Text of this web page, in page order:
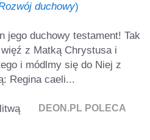
duchowy)
jego duchowy testament! Tak
z Matką Chrystusa i
i módlmy się do Niej z
Regina caeli...
DEON.PL POLECA